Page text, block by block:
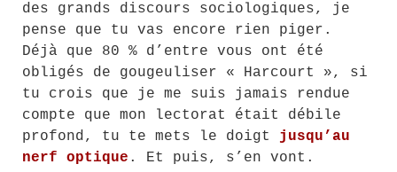
des grands discours sociologiques, je
pense que tu vas encore rien piger.
Déjà que 80 % d’entre vous ont été
obligés de gougeuliser « Harcourt », si
tu crois que je me suis jamais rendue
compte que mon lectorat était débile
profond, tu te mets le doigt jusqu’au
nerf optique . Et puis, s’en vont.